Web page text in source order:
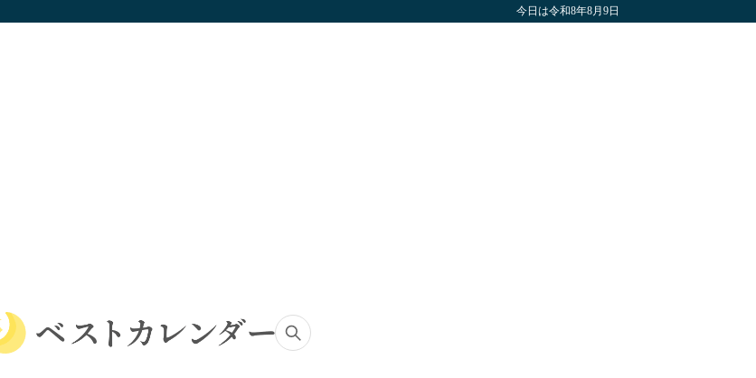
今日は令和8年8月9日